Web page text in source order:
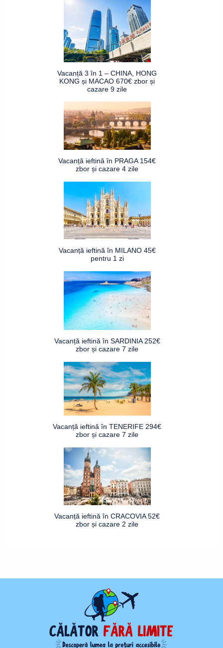
Vacanță 3 în 1 – CHINA, HONG
KONG și MACAO 670€ zbor și
cazare 9 zile
Vacanță ieftină în PRAGA 154€
zbor și cazare 4 zile
Vacanță ieftină în MILANO 45€
pentru 1 zi
Vacanță ieftină în SARDINIA 252€
zbor și cazare 7 zile
Vacanță ieftină în TENERIFE 294€
zbor și cazare 7 zile
Vacanță ieftină în CRACOVIA 52€
zbor și cazare 2 zile